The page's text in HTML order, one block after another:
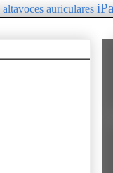
altavoces auriculares